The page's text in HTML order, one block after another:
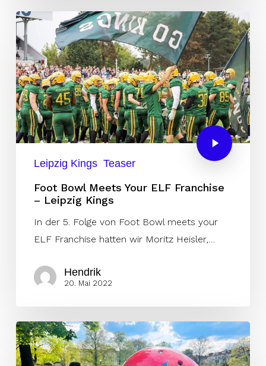
Leipzig Kings Teaser
Foot Bowl Meets Your ELF Franchise
– Leipzig Kings
In der 5. Folge von Foot Bowl meets your
ELF Franchise hatten wir Moritz Heisler,…
Hendrik
20. Mai 2022